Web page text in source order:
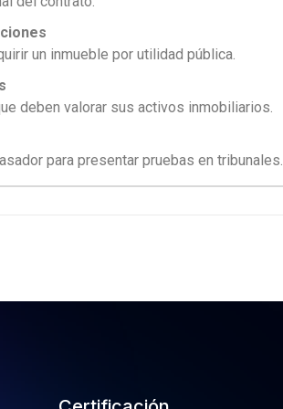
un inmueble por utilidad pública.
deben valorar sus activos inmobiliarios.
para presentar pruebas en tribunales.